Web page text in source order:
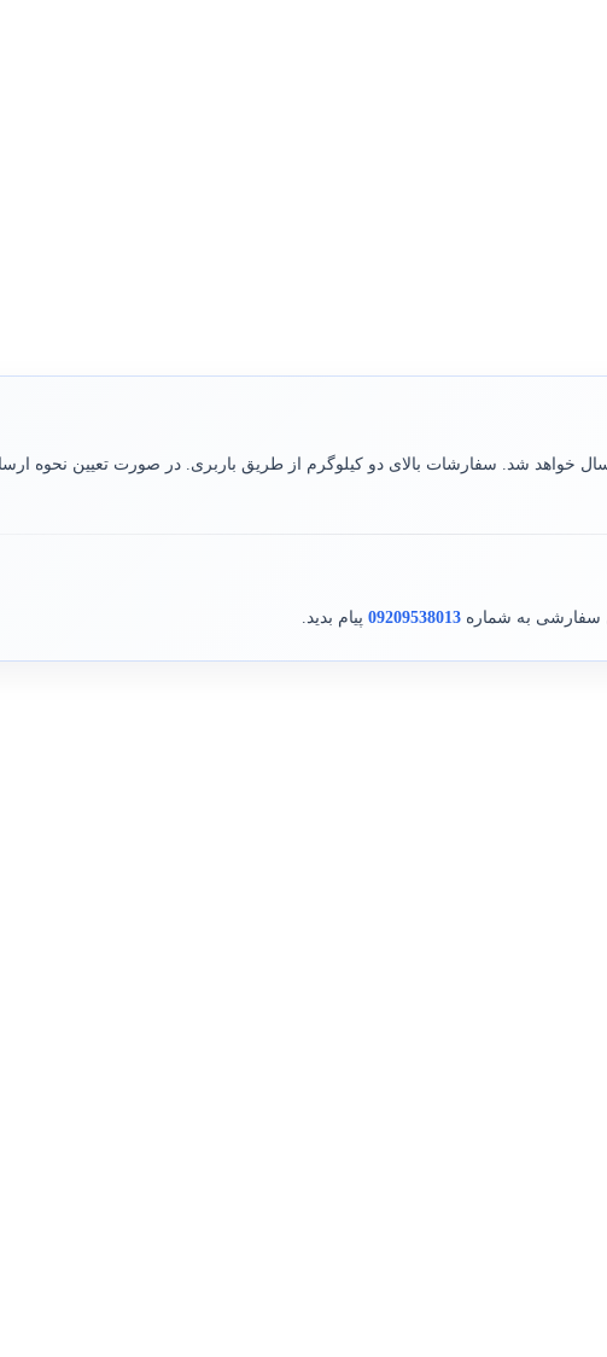
خواهد شد. سفارشات بالای دو کیلوگرم از طریق باربری. در صورت تعیین نحوه
سفارشی به شماره 09209538013 پیام بدید.